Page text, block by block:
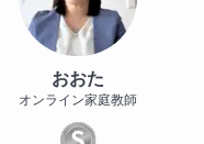
おおた
オンライン家庭教師